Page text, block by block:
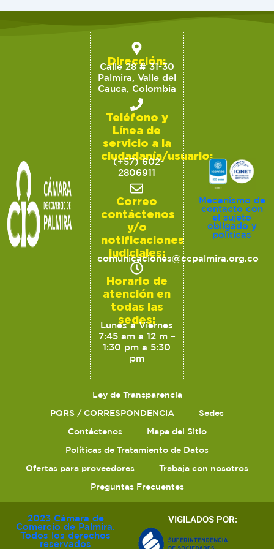
Dirección:
Calle 28 # 31-30
Palmira, Valle del
Cauca, Colombia
Teléfono y
Línea de
servicio a la
ciudadanía/usuario:
(+57) 602-
2806911
Correo
contáctenos
y/o
notificaciones
judiciales:
comunicaciones@ccpalmira.org.co
Horario de
atención en
todas las
sedes:
Lunes a Viernes
7:45 am a 12 m –
1:30 pm a 5:30
pm
Mecanismo de
contacto con
el sujeto
obligado y
políticas
Ley de Transparencia
PQRS / CORRESPONDENCIA
Sedes
Contáctenos
Mapa del Sitio
Políticas de Tratamiento de Datos
Ofertas para proveedores
Trabaja con nosotros
Preguntas Frecuentes
2023 Cámara de
Comercio de Palmira.
Todos los derechos
reservados
VIGILADOS POR: